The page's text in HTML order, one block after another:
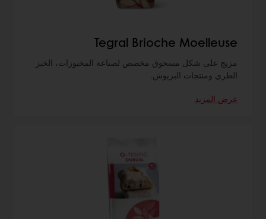
Tegral Brioche Moelleuse
مزيج على شكل مسحوق مخصص لصناعة المخبوزات، الخبز
الطري ومنتجات البريوش.
عرض المزيد